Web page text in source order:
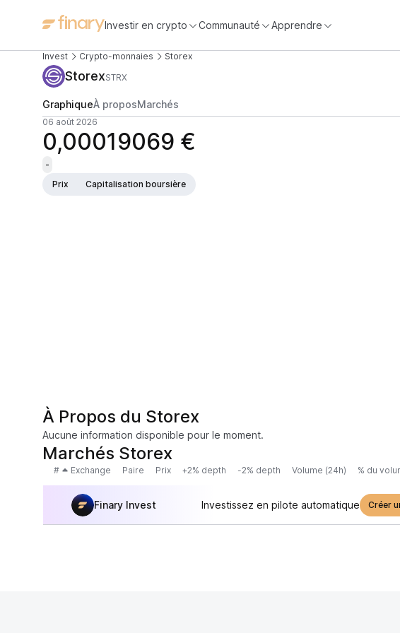
Investir en crypto Communauté Apprendre
Invest Crypto-monnaies Storex
StorexSTRX
GraphiqueÀ proposMarchés
06 août 2026
0,00019069 €
-
Prix
Capitalisation boursière
À Propos du Storex
Aucune information disponible pour le moment.
Marchés Storex
# Exchange Paire Prix +2% depth -2% depth Volume (24h) % du
Finary Invest Investissez en pilote automatique Créer